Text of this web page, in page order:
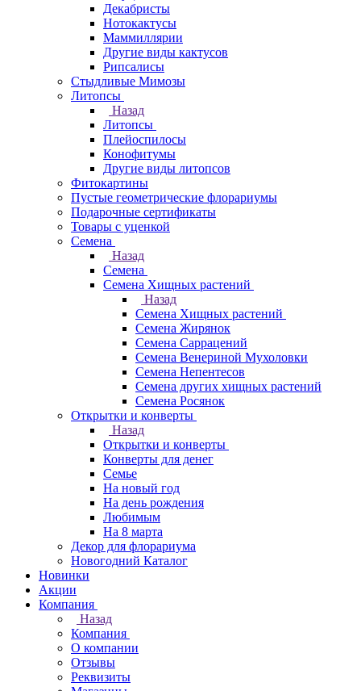
Декабристы
Нотокактусы
Маммиллярии
Другие виды кактусов
Рипсалисы
Стыдливые Мимозы
Литопсы
Назад
Литопсы
Плейоспилосы
Конофитумы
Другие виды литопсов
Фитокартины
Пустые геометрические флорариумы
Подарочные сертификаты
Товары с уценкой
Семена
Назад
Семена
Семена Хищных растений
Назад
Семена Хищных растений
Семена Жирянок
Семена Саррацений
Семена Венериной Мухоловки
Семена Непентесов
Семена других хищных растений
Семена Росянок
Открытки и конверты
Назад
Открытки и конверты
Конверты для денег
Семье
На новый год
На день рождения
Любимым
На 8 марта
Декор для флорариума
Новогодний Каталог
Новинки
Акции
Компания
Назад
Компания
О компании
Отзывы
Реквизиты